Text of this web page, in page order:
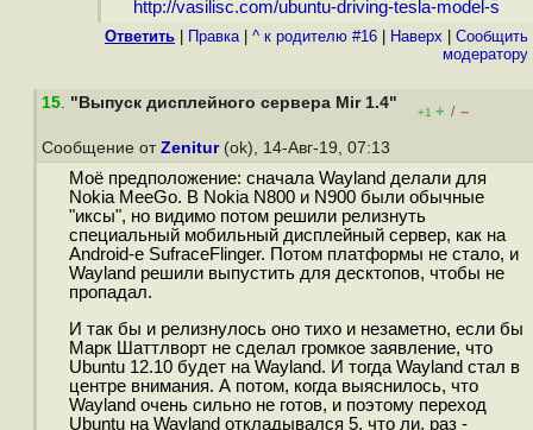
http://vasilisc.com/ubuntu-driving-tesla-model-s
Ответить Правка| ^ к родителю #16 Наверх
Cообщить
модератору
15. "Выпуск дисплейного сервера Mir 1.4"
+1 + / –
Сообщение от Zenitur(ok), 14-Авг-19, 07:13
Моё предположение: сначала Wayland делали для
Nokia MeeGo. В Nokia N800 и N900 были обычные
"иксы", но видимо потом решили релизнуть
специальный мобильный дисплейный сервер, как на
Android-е SufraceFlinger. Потом платформы не стало, и
Wayland решили выпустить для десктопов, чтобы не
пропадал.
И так бы и релизнулось оно тихо и незаметно, если бы
Марк Шаттлворт не сделал громкое заявление, что
Ubuntu 12.10 будет на Wayland. И тогда Wayland стал в
центре внимания. А потом, когда выяснилось, что
Wayland очень сильно не готов, и поэтому переход
Ubuntu на Wayland откладывался 5, что ли, раз -